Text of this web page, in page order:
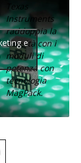
Texas
Instruments
raddoppia la
densità con i
moduli di
potenza con
tecnologia
MagPack.
e